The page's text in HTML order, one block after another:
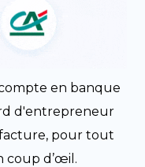
en banque
d'entrepreneur
pour tout
coup d’œil.